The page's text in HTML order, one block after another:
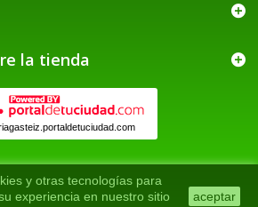
la tienda
y otras tecnologías para
experiencia en nuestro sitio
aceptar